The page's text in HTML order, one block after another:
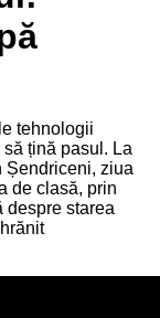
tehnologii
țină pasul. La
Șendriceni, ziua
de clasă, prin
despre starea